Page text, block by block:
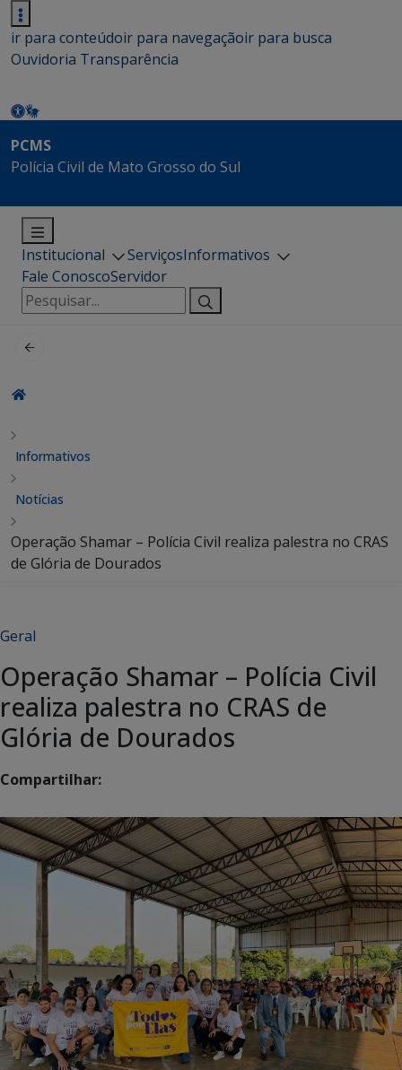
ir para conteúdoir para navegaçãoir para busca
Ouvidoria Transparência
PCMS
Polícia Civil de Mato Grosso do Sul
Institucional ServiçosInformativos
Fale ConoscoServidor
Pesquisar
por:
Informativos
Notícias
Operação Shamar – Polícia Civil realiza palestra no CRAS
de Glória de Dourados
Geral
Operação Shamar – Polícia Civil
realiza palestra no CRAS de
Glória de Dourados
Compartilhar: